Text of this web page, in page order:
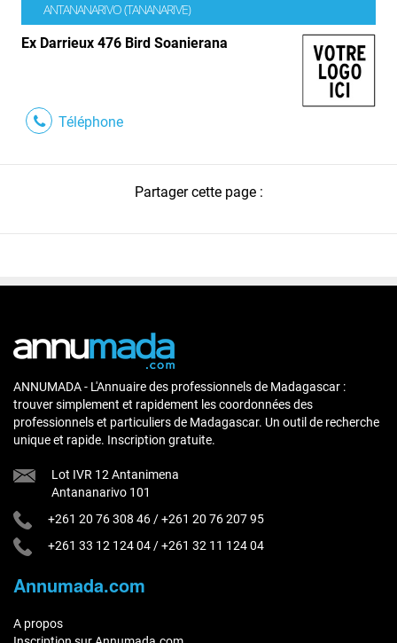
ANTANANARIVO (TANANARIVE)
Ex Darrieux 476 Bird Soanierana
Téléphone
Partager cette page :
ANNUMADA - L'Annuaire des professionnels de Madagascar :
trouver simplement et rapidement les coordonnées des
professionnels et particuliers de Madagascar. Un outil de recherche
unique et rapide. Inscription gratuite.
Lot IVR 12 Antanimena
Antananarivo 101
+261 20 76 308 46 /+261 20 76 207 95
+261 33 12 124 04 /+261 32 11 124 04
Annumada.com
A propos